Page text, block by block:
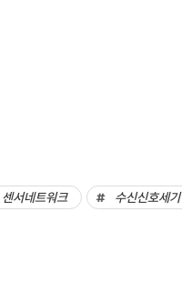
센서네트워크
수신신호세기